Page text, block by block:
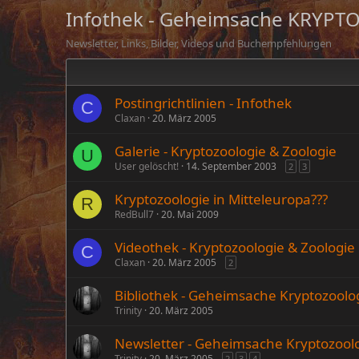
Infothek - Geheimsache
Newsletter, Links, Bilder, Videos und Buchempfehlungen
C Postingrichtlinien - Infothek
Claxan 20. März 2005
U Galerie - Kryptozoologie & Zoologie
User gelöscht! 14. September 2003 2 3
R Kryptozoologie in Mitteleuropa???
RedBull7 20. Mai 2009
C Videothek - Kryptozoologie & Zoologie
Claxan 20. März 2005 2
Bibliothek - Geheimsache
Trinity 20. März 2005
Newsletter - Geheimsache